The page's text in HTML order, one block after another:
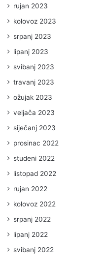
rujan 2023
kolovoz 2023
srpanj 2023
lipanj 2023
svibanj 2023
travanj 2023
ožujak 2023
veljača 2023
siječanj 2023
prosinac 2022
studeni 2022
listopad 2022
rujan 2022
kolovoz 2022
srpanj 2022
lipanj 2022
svibanj 2022